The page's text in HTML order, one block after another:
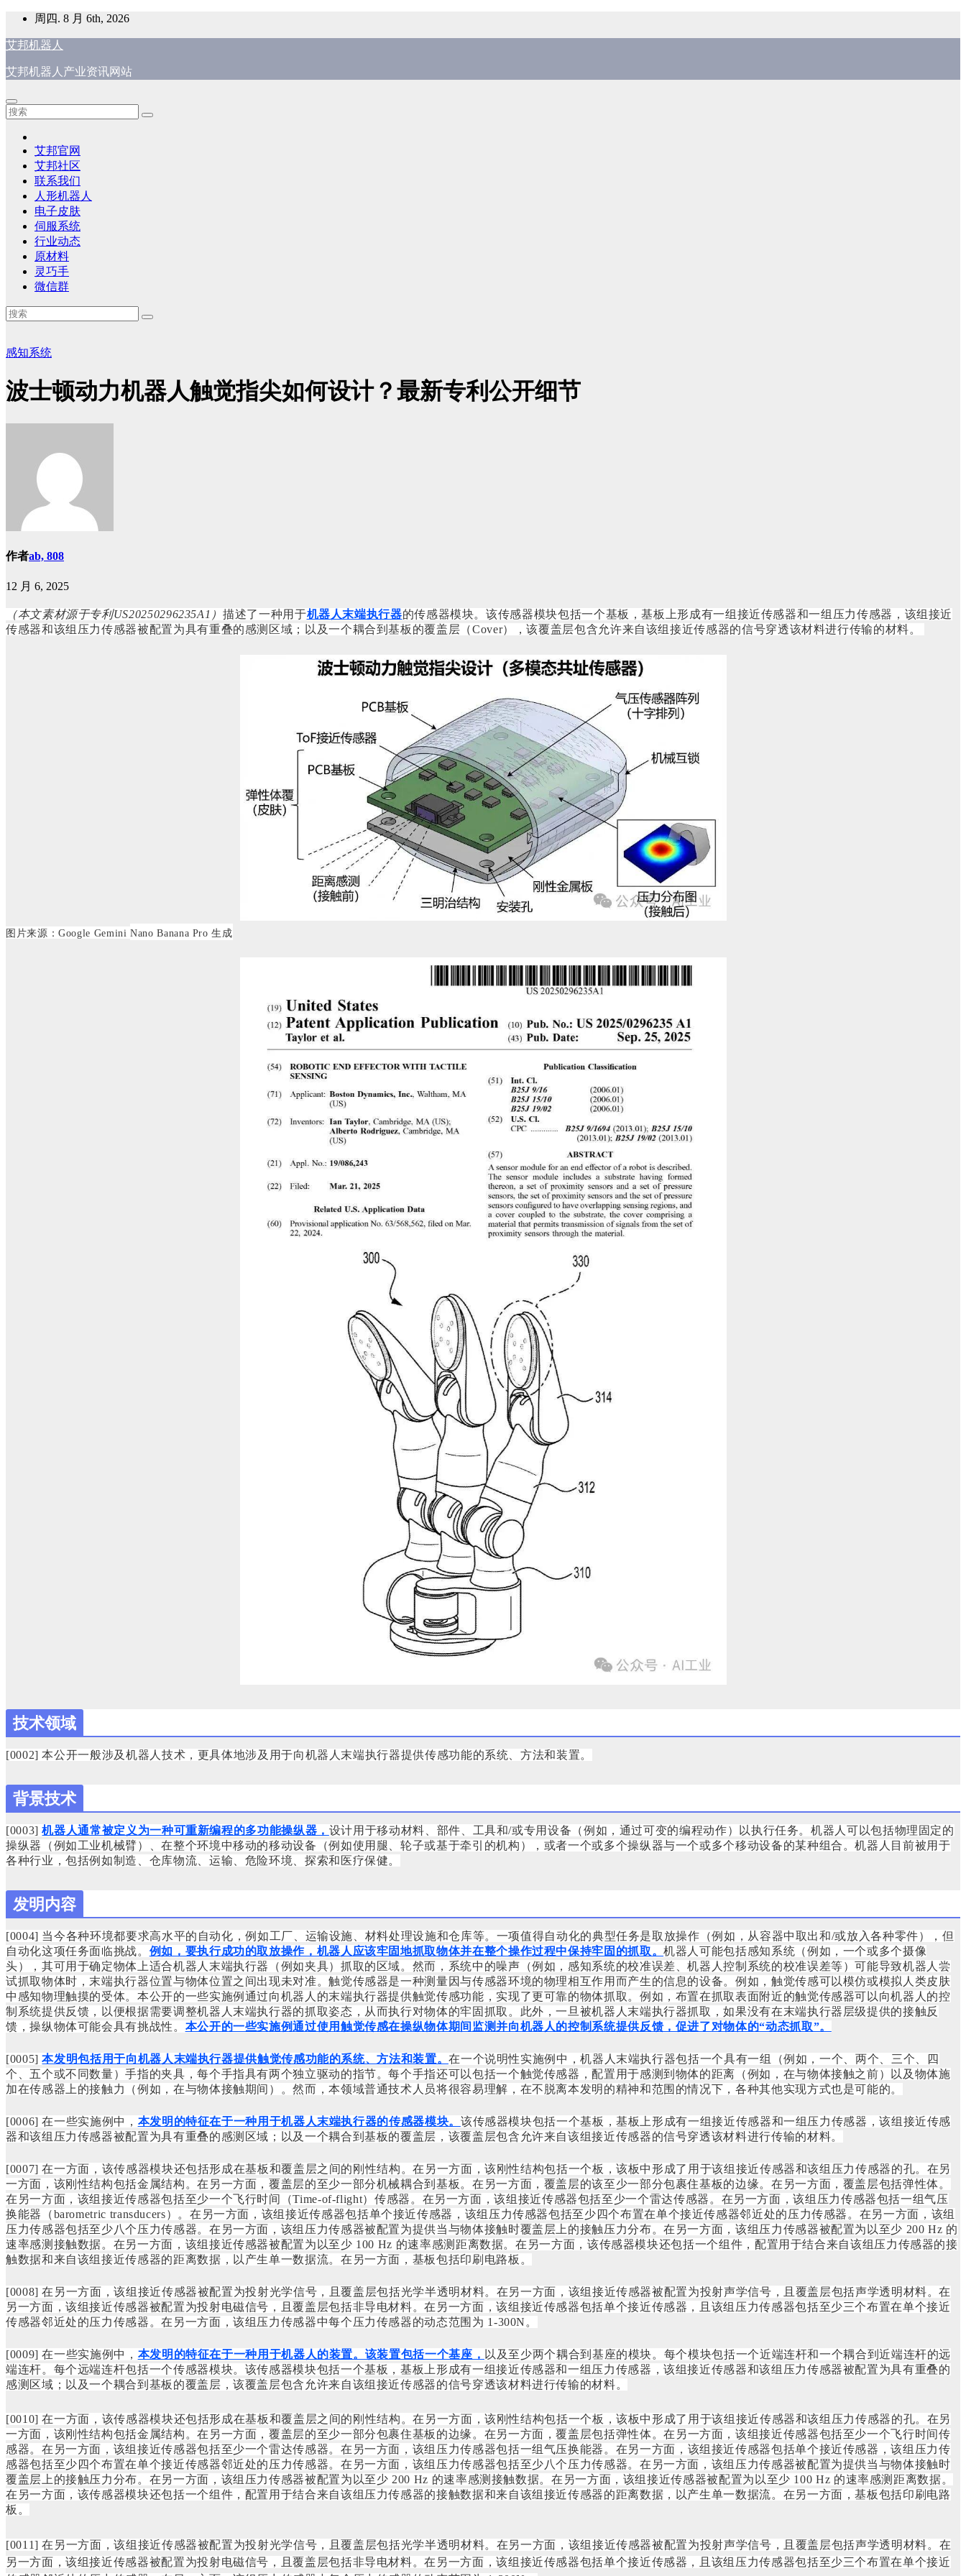
内
周四. 8 月 6th, 2026
艾邦机器人
艾邦机器人产业资讯网站
艾邦官网
艾邦社区
联系我们
人形机器人
电子皮肤
伺服系统
行业动态
原材料
灵巧手
微信群
感知系统
波士顿动力机器人触觉指尖如何设计？最新专利公开细节
作者ab, 808
12 月 6, 2025
（本文素材源于专利US20250296235A1 ）描述了一种用于机器人末端执行器的传感器模块。该传感器模块包括一个基板，基板上形成有一组接近传感器和一组压力传感器，该组接近
传感器和该组压力传感器被配置为具有重叠的感测区域；以及一个耦合到基板的覆盖层（Cover），该覆盖层包含允许来自该组接近传感器的信号穿透该材料进行传输的材料。
图片来源：Google GeminiNano Banana Pro 生成
技术领域
[0002] 本公开一般涉及机器人技术，更具体地涉及用于向机器人末端执行器提供传感功能的系统、方法和装置。
背景技术
[0003] 机器人通常被定义为一种可重新编程的多功能操纵器， 设计用于移动材料、部件、工具和/或专用设备（例如，通过可变的编程动作）以执行任务。机器人可以包括物理固定的
操纵器（例如工业机械臂）、在整个环境中移动的移动设备（例如使用腿、轮子或基于牵引的机构），或者一个或多个操纵器与一个或多个移动设备的某种组合。机器人目前被用于
各种行业，包括例如制造、仓库物流、运输、危险环境、探索和医疗保健。
发明内容
[0004] 当今各种环境都要求高水平的自动化，例如工厂、运输设施、材料处理设施和仓库等。一项值得自动化的典型任务是取放操作（例如，从容器中取出和/或放入各种零件），但
自动化这项任务面临挑战。 例如，要执行成功的取放操作，机器人应该牢固地抓取物体并在整个操作过程中保持牢固的抓取。机器人可能包括感知系统（例如，一个或多个摄像
头），其可用于确定物体上适合机器人末端执行器（例如夹具）抓取的区域。然而，系统中的噪声（例如，感知系统的校准误差、机器人控制系统的校准误差等）可能导致机器人尝
试抓取物体时，末端执行器位置与物体位置之间出现未对准。触觉传感器是一种测量因与传感器环境的物理相互作用而产生的信息的设备。例如，触觉传感可以模仿或模拟人类皮肤
中感知物理触摸的受体。本公开的一些实施例通过向机器人的末端执行器提供触觉传感功能，实现了更可靠的物体抓取。例如，布置在抓取表面附近的触觉传感器可以向机器人的控
制系统提供反馈，以便根据需要调整机器人末端执行器的抓取姿态，从而执行对物体的牢固抓取。此外，一旦被机器人末端执行器抓取，如果没有在末端执行器层级提供的接触反
馈，操纵物体可能会具有挑战性。 本公开的一些实施例通过使用触觉传感在操纵物体期间监测并向机器人的控制系统提供反馈，促进了对物体的“动态抓取”。
[0005] 本发明包括用于向机器人末端执行器提供触觉传感功能的系统、方法和装置。在一个说明性实施例中，机器人末端执行器包括一个具有一组（例如，一个、两个、三个、四
个、五个或不同数量）手指的夹具，每个手指具有两个独立驱动的指节。每个手指还可以包括一个触觉传感器，配置用于感测到物体的距离（例如，在与物体接触之前）以及物体施
加在传感器上的接触力（例如，在与物体接触期间）。然而，本领域普通技术人员将很容易理解，在不脱离本发明的精神和范围的情况下，各种其他实现方式也是可能的。
[0006] 在一些实施例中， 本发明的特征在于一种用于机器人末端执行器的传感器模块。 该传感器模块包括一个基板，基板上形成有一组接近传感器和一组压力传感器，该组接近传感
器和该组压力传感器被配置为具有重叠的感测区域；以及一个耦合到基板的覆盖层，该覆盖层包含允许来自该组接近传感器的信号穿透该材料进行传输的材料。
[0007] 在一方面，该传感器模块还包括形成在基板和覆盖层之间的刚性结构。在另一方面，该刚性结构包括一个板，该板中形成了用于该组接近传感器和该组压力传感器的孔。在另
一方面，该刚性结构包括金属结构。在另一方面，覆盖层的至少一部分机械耦合到基板。在另一方面，覆盖层的该至少一部分包裹住基板的边缘。在另一方面，覆盖层包括弹性体。
在另一方面，该组接近传感器包括至少一个飞行时间（Time-of-flight）传感器。在另一方面，该组接近传感器包括至少一个雷达传感器。在另一方面，该组压力传感器包括一组气压
换能器（barometric transducers）。在另一方面，该组接近传感器包括单个接近传感器，该组压力传感器包括至少四个布置在单个接近传感器邻近处的压力传感器。在另一方面，该组
压力传感器包括至少八个压力传感器。在另一方面，该组压力传感器被配置为提供当与物体接触时覆盖层上的接触压力分布。在另一方面，该组压力传感器被配置为以至少 200 Hz 的
速率感测接触数据。在另一方面，该组接近传感器被配置为以至少 100 Hz 的速率感测距离数据。在另一方面，该传感器模块还包括一个组件，配置用于结合来自该组压力传感器的接
触数据和来自该组接近传感器的距离数据，以产生单一数据流。在另一方面，基板包括印刷电路板。
[0008] 在另一方面，该组接近传感器被配置为投射光学信号，且覆盖层包括光学半透明材料。在另一方面，该组接近传感器被配置为投射声学信号，且覆盖层包括声学透明材料。在
另一方面，该组接近传感器被配置为投射电磁信号，且覆盖层包括非导电材料。在另一方面，该组接近传感器包括单个接近传感器，且该组压力传感器包括至少三个布置在单个接近
传感器邻近处的压力传感器。在另一方面，该组压力传感器中每个压力传感器的动态范围为 1-300N。
[0009] 在一些实施例中， 本发明的特征在于一种用于机器人的装置。该装置包括一个基座， 以及至少两个耦合到基座的模块。每个模块包括一个近端连杆和一个耦合到近端连杆的远
端连杆。每个远端连杆包括一个传感器模块。该传感器模块包括一个基板，基板上形成有一组接近传感器和一组压力传感器，该组接近传感器和该组压力传感器被配置为具有重叠的
感测区域；以及一个耦合到基板的覆盖层，该覆盖层包含允许来自该组接近传感器的信号穿透该材料进行传输的材料。
[0010] 在一方面，该传感器模块还包括形成在基板和覆盖层之间的刚性结构。在另一方面，该刚性结构包括一个板，该板中形成了用于该组接近传感器和该组压力传感器的孔。 在另
一方面，该刚性结构包括金属结构。在另一方面，覆盖层的至少一部分包裹住基板的边缘。 在另一方面，覆盖层包括弹性体。在另一方面，该组接近传感器包括至少一个飞行时间传
感器。 在另一方面，该组接近传感器包括至少一个雷达传感器。 在另一方面，该组压力传感器包括一组气压换能器。 在另一方面，该组接近传感器包括单个接近传感器，该组压力传
感器包括至少四个布置在单个接近传感器邻近处的压力传感器。 在另一方面，该组压力传感器包括至少八个压力传感器。 在另一方面，该组压力传感器被配置为提供当与物体接触时
覆盖层上的接触压力分布。 在另一方面，该组压力传感器被配置为以至少 200 Hz 的速率感测接触数据。在另一方面，该组接近传感器被配置为以至少 100 Hz 的速率感测距离数据。
在另一方面，该传感器模块还包括一个组件，配置用于结合来自该组压力传感器的接触数据和来自该组接近传感器的距离数据，以产生单一数据流。 在另一方面，基板包括印刷电路
板。
[0011] 在另一方面，该组接近传感器被配置为投射光学信号，且覆盖层包括光学半透明材料。 在另一方面，该组接近传感器被配置为投射声学信号，且覆盖层包括声学透明材料。 在
另一方面，该组接近传感器被配置为投射电磁信号，且覆盖层包括非导电材料。在另一方面，该组接近传感器包括单个接近传感器，且该组压力传感器包括至少三个布置在单个接近